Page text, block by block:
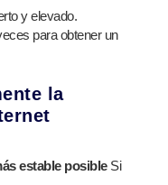
y elevado.
para obtener un
la
estable posibleSi